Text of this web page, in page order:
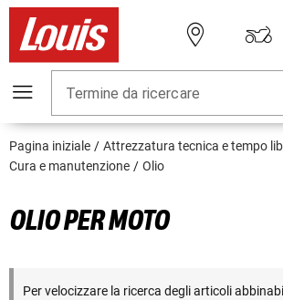
Termine da ricercare
Pagina iniziale
Attrezzatura tecnica e tempo
Cura e manutenzione
Olio
OLIO PER MOTO
Per velocizzare la ricerca degli articoli